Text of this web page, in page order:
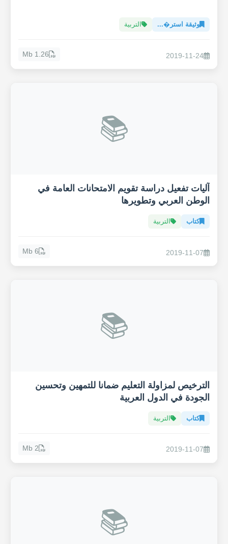
وثيقة استر�... التربية
2019-11-24
1.26 Mb
📚
آليات تفعيل دراسة تقويم الامتحانات العامة في
الوطن العربي وتطويرها
كتاب التربية
2019-11-07
6 Mb
📚
الترخيص لمزاولة التعليم ضمانا للتمهين وتحسين
الجودة في الدول العربية
كتاب التربية
2019-11-07
2 Mb
📚